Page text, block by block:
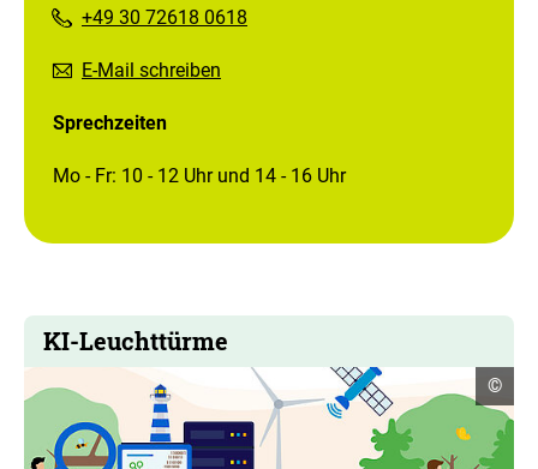
+49 30 72618 0618
E-Mail schreiben
Sprechzeiten
Mo - Fr: 10 - 12 Uhr und 14 - 16 Uhr
KI-Leuchttürme
©